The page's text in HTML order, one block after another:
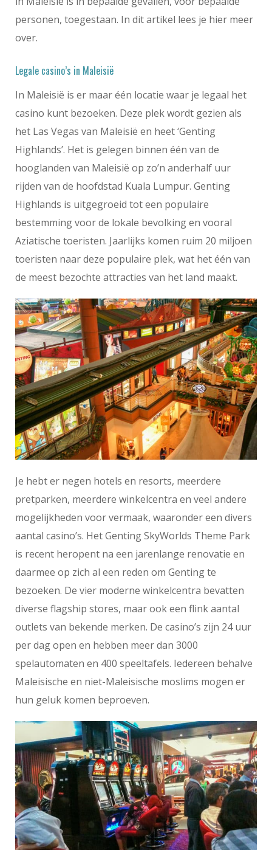
personen, toegestaan. In dit artikel lees je hier meer
over.
Legale casino’s in Maleisië
In Maleisië is er maar één locatie waar je legaal het
casino kunt bezoeken. Deze plek wordt gezien als
het Las Vegas van Maleisië en heet ‘Genting
Highlands’. Het is gelegen binnen één van de
hooglanden van Maleisië op zo’n anderhalf uur
rijden van de hoofdstad Kuala Lumpur. Genting
Highlands is uitgegroeid tot een populaire
bestemming voor de lokale bevolking en vooral
Aziatische toeristen. Jaarlijks komen ruim 20 miljoen
toeristen naar deze populaire plek, wat het één van
de meest bezochte attracties van het land maakt.
Je hebt er negen hotels en resorts, meerdere
pretparken, meerdere winkelcentra en veel andere
mogelijkheden voor vermaak, waaronder een divers
aantal casino’s. Het Genting SkyWorlds Theme Park
is recent heropent na een jarenlange renovatie en
daarmee op zich al een reden om Genting te
bezoeken. De vier moderne winkelcentra bevatten
diverse flagship stores, maar ook een flink aantal
outlets van bekende merken. De casino’s zijn 24 uur
per dag open en hebben meer dan 3000
spelautomaten en 400 speeltafels. Iedereen behalve
Maleisische en niet-Maleisische moslims mogen er
hun geluk komen beproeven.